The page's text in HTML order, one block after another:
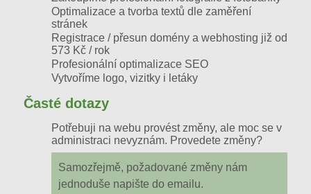
Optimalizace a tvorba textů dle zaměření
stránek
Registrace / přesun domény a webhosting již od
573 Kč / rok
Profesionální optimalizace SEO
Vytvoříme logo, vizitky i letáky
Časté dotazy
Potřebuji na webu provést změny, ale moc se v
administraci nevyznám. Provedete změny?
Samozřejmě, požadované změny nám
jednoduše napište do emailu.